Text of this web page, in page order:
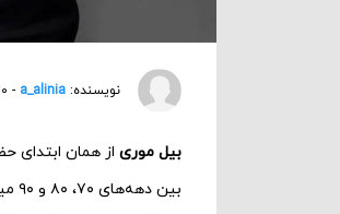
نویسنده: a_alinia - ۳۰ بهمن ۱۳۹۸ - ۱۰:۲۹ ق.ظ
بیل موری از همان ابتدای